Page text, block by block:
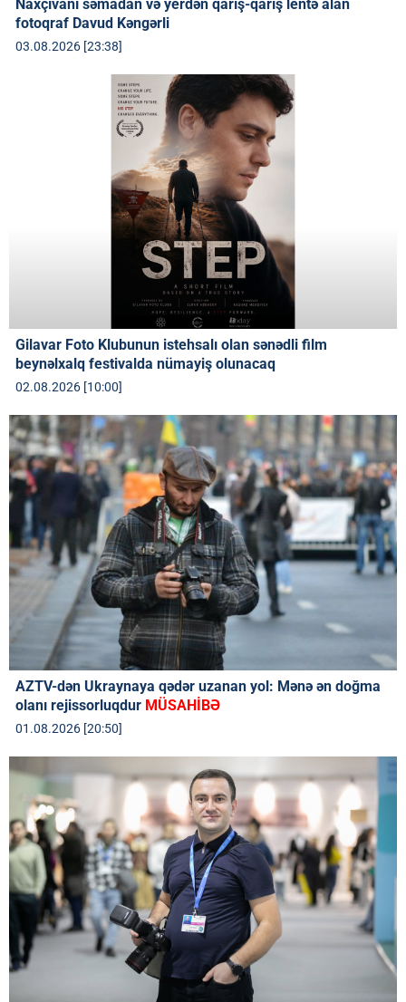
Naxçıvanı səmadan və yerdən qarış-qarış lentə alan
fotoqraf Davud Kəngərli
03.08.2026 [23:38]
Gilavar Foto Klubunun istehsalı olan sənədli film
beynəlxalq festivalda nümayiş olunacaq
02.08.2026 [10:00]
AZTV-dən Ukraynaya qədər uzanan yol: Mənə ən doğma
olanı rejissorluqdur MÜSAHİBƏ
01.08.2026 [20:50]